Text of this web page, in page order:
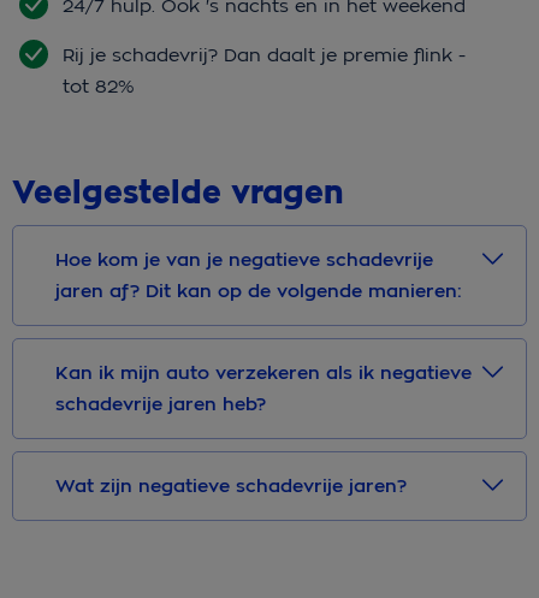
24/7 hulp. Ook 's nachts en in het weekend
Rij je schadevrij? Dan daalt je premie flink -
tot 82%
Veelgestelde vragen
Hoe kom je van je negatieve schadevrije
jaren af? Dit kan op de volgende manieren:
Kan ik mijn auto verzekeren als ik negatieve
schadevrije jaren heb?
Wat zijn negatieve schadevrije jaren?